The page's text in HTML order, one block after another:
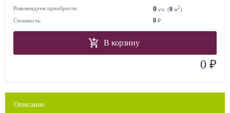
Рекомендуем приобрести:
0 уп. (0 м2)
Стоимость:
0 ₽
В корзину
0 ₽
Описание